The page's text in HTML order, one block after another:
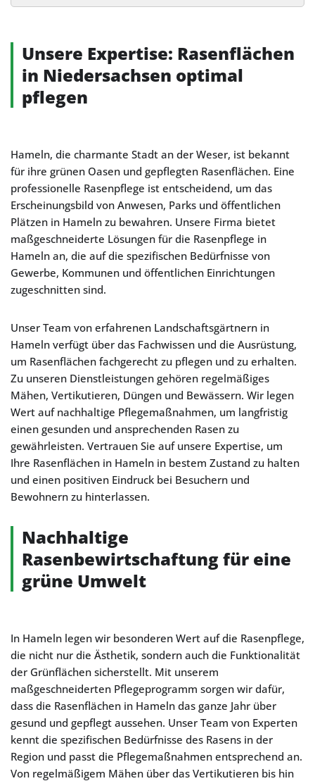
Alternative:
Unsere Expertise: Rasenflächen
in Niedersachsen optimal
pflegen
Hameln, die charmante Stadt an der Weser, ist bekannt
für ihre grünen Oasen und gepflegten Rasenflächen. Eine
professionelle Rasenpflege ist entscheidend, um das
Erscheinungsbild von Anwesen, Parks und öffentlichen
Plätzen in Hameln zu bewahren. Unsere Firma bietet
maßgeschneiderte Lösungen für die Rasenpflege in
Hameln an, die auf die spezifischen Bedürfnisse von
Gewerbe, Kommunen und öffentlichen Einrichtungen
zugeschnitten sind.
Unser Team von erfahrenen Landschaftsgärtnern in
Hameln verfügt über das Fachwissen und die Ausrüstung,
um Rasenflächen fachgerecht zu pflegen und zu erhalten.
Zu unseren Dienstleistungen gehören regelmäßiges
Mähen, Vertikutieren, Düngen und Bewässern. Wir legen
Wert auf nachhaltige Pflegemaßnahmen, um langfristig
einen gesunden und ansprechenden Rasen zu
gewährleisten. Vertrauen Sie auf unsere Expertise, um
Ihre Rasenflächen in Hameln in bestem Zustand zu halten
und einen positiven Eindruck bei Besuchern und
Bewohnern zu hinterlassen.
Nachhaltige
Rasenbewirtschaftung für eine
grüne Umwelt
In Hameln legen wir besonderen Wert auf die Rasenpflege,
die nicht nur die Ästhetik, sondern auch die Funktionalität
der Grünflächen sicherstellt. Mit unserem
maßgeschneiderten Pflegeprogramm sorgen wir dafür,
dass die Rasenflächen in Hameln das ganze Jahr über
gesund und gepflegt aussehen. Unser Team von Experten
kennt die spezifischen Bedürfnisse des Rasens in der
Region und passt die Pflegemaßnahmen entsprechend an.
Von regelmäßigem Mähen über das Vertikutieren bis hin